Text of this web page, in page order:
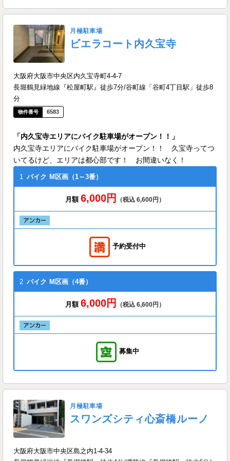
月極駐車場
ビエラコート内久宝寺
大阪府大阪市中央区内久宝寺町4-4-7
長堀鶴見緑地線『松屋町駅』徒歩7分/谷町線「谷町4丁目駅」徒歩8
分
6583
「内久宝寺エリアにバイク駐車場がオープン！！」
内久宝寺エリアにバイク駐車場がオープン！！ 久宝寺ってつ
いてるけど、エリアは都心部です！ お間違いなく！
1 バイク M区画（1～3番）
月額 6,000円 （税込 6,600円）
予約受付中
2 バイク M区画（4番）
月額 6,000円 （税込 6,600円）
募集中
月極駐車場
スワンズシティ心斎橋ルーノ
大阪府大阪市中央区島之内1-4-34